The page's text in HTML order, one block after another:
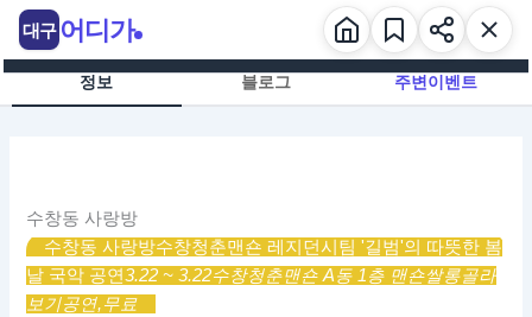
츠
정보 블로그 주변이벤트
수창동 사랑방
수창동 사랑방수창청춘맨숀 레지던시팀 '길범'의 따뜻한 봄
날 국악 공연3.22 ~ 3.22수창청춘맨숀 A동 1층 맨숀쌀롱골라
보기공연,무료
대구 어디가